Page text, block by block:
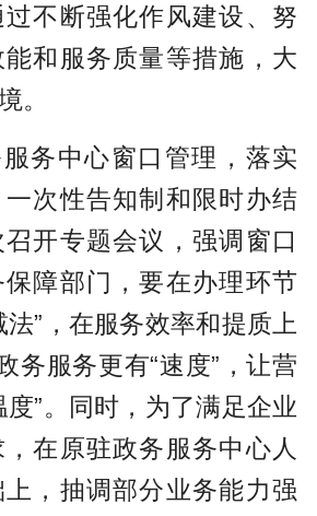
不断强化作风建设、努
和服务质量等措施，大
。
务中心窗口管理，落实
次性告知制和限时办结
开专题会议，强调窗口
障部门，要在办理环节
法”，在服务效率和提质上
务服务更有“速度”，让营
度”。同时，为了满足企业
在原驻政务服务中心人
，抽调部分业务能力强